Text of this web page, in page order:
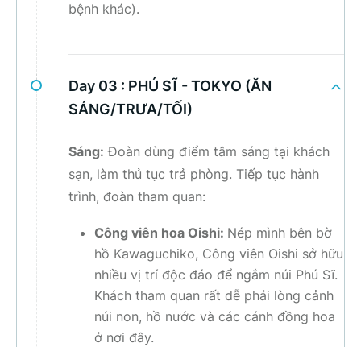
bệnh khác).
Day 03 : PHÚ SĨ - TOKYO (ĂN
SÁNG/TRƯA/TỐI)
Sáng: Đoàn dùng điểm tâm sáng tại khách
sạn, làm thủ tục trả phòng. Tiếp tục hành
trình, đoàn tham quan:
Công viên hoa Oishi: Nép mình bên bờ
hồ Kawaguchiko, Công viên Oishi sở hữu
nhiều vị trí độc đáo để ngắm núi Phú Sĩ.
Khách tham quan rất dễ phải lòng cảnh
núi non, hồ nước và các cánh đồng hoa
ở nơi đây.